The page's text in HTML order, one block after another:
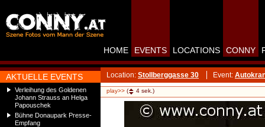
AKTUELLE EVENTS
Verleihung des Goldenen
Johann Strauss an Helga
Papouschek
Bühne Donaupark Presse-
Empfang
HOME EVENTS LOCATIONS CONNY
Location: Stollberggasse 30 Event:
play>> ( 4 sek.)